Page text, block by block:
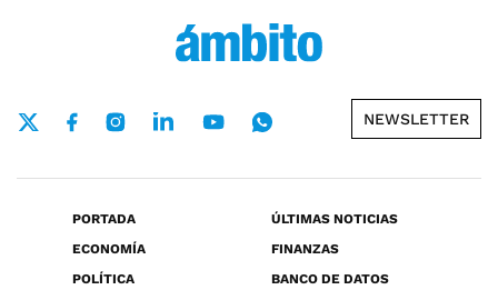
NEWSLETTER
PORTADA
ÚLTIMAS NOTICIAS
ECONOMÍA
FINANZAS
POLÍTICA
BANCO DE DATOS